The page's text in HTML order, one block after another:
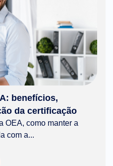
benefícios,
da certificação
OEA, como manter a
com a...